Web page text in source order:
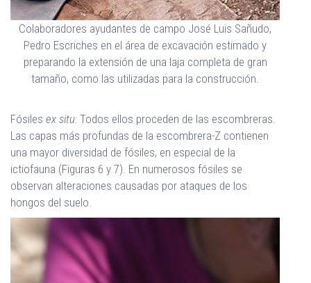
Colaboradores ayudantes de campo José Luis Sañudo,
Pedro Escriches en el área de excavación estimado y
preparando la extensión de una laja completa de gran
tamaño, como las utilizadas para la construcción.
Fósiles ex situ: Todos ellos proceden de las escombreras.
Las capas más profundas de la escombrera-Z contienen
una mayor diversidad de fósiles, en especial de la
ictiofauna (Figuras 6 y 7). En numerosos fósiles se
observan alteraciones causadas por ataques de los
hongos del suelo.